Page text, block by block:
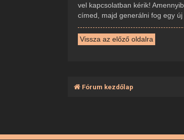
vel kapcsolatban kérik!
címed, majd generálni fog egy
Vissza az előző oldalra
Fórum kezdőlap